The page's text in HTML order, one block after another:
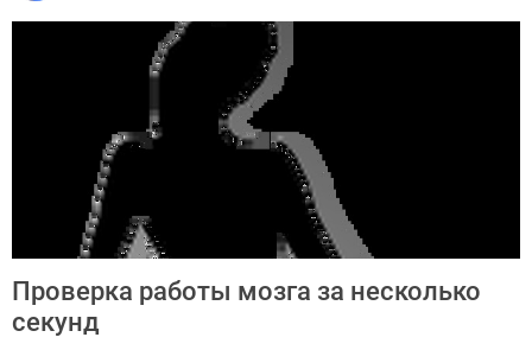
Проверка работы мозга за несколько
секунд